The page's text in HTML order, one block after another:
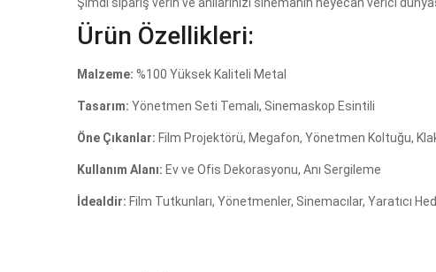
Ürün Özellikleri:
Malzeme: %100 Yüksek Kaliteli Metal
Tasarım: Yönetmen Seti Temalı, Sinemaskop Esintili
Öne Çıkanlar: Film Projektörü, Megafon, Yönetmen Koltuğu,
Kullanım Alanı: Ev ve Ofis Dekorasyonu, Anı Sergileme
İdealdir: Film Tutkunları, Yönetmenler, Sinemacılar, Yaratıcı